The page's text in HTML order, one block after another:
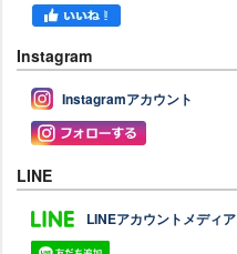
Instagram
Instagramアカウント
LINE
LINEアカウントメディア